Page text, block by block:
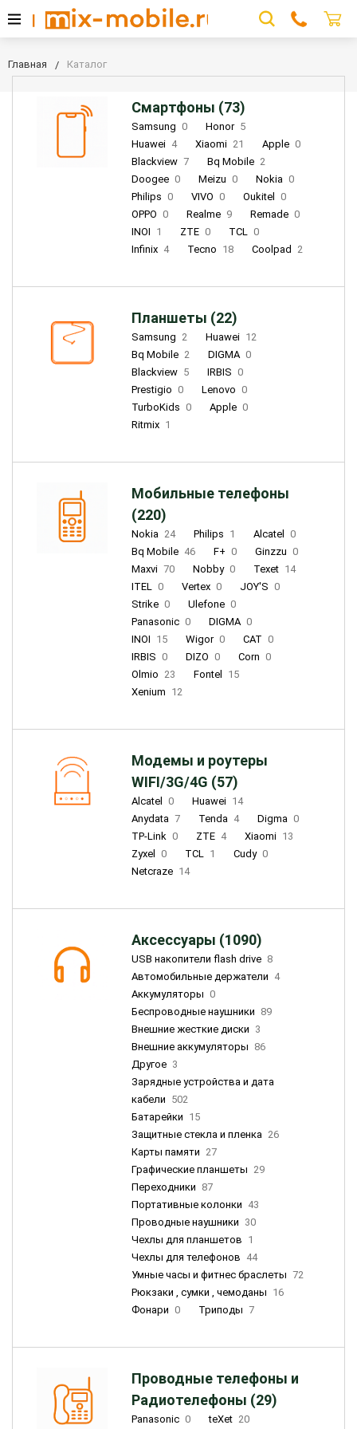
Главная Каталог
Смартфоны (73)
Samsung 0 Honor 5
Huawei 4 Xiaomi 21 Apple 0
Blackview 7 Bq Mobile 2
Doogee 0 Meizu 0 Nokia 0
Philips 0 VIVO 0 Oukitel
0
OPPO 0 Realme 9 Remade 0
INOI 1 ZTE 0 TCL 0
Infinix 4 Tecno 18 Coolpad 2
Планшеты (22)
Samsung 2 Huawei 12
Bq Mobile 2 DIGMA 0
Blackview 5 IRBIS 0
Prestigio 0 Lenovo 0
TurboKids 0 Apple 0
Ritmix 1
Мобильные телефоны
(220)
Nokia 24 Philips 1 Alcatel
0
Bq Mobile 46 F+ 0 Ginzzu 0
Maxvi 70 Nobby 0 Texet 14
ITEL 0 Vertex 0 JOY'S 0
Strike 0 Ulefone 0
Panasonic 0 DIGMA 0
INOI 15 Wigor 0 CAT 0
IRBIS 0 DIZO 0 Corn 0
Olmio 23 Fontel
15
Xenium 12
Модемы и роутеры
WIFI/3G/4G (57)
Alcatel 0 Huawei 14
Anydata 7 Tenda 4 Digma 0
TP-Link 0 ZTE 4 Xiaomi 13
Zyxel
0 TCL 1 Cudy 0
Netcraze 14
Аксессуары (1090)
USB накопители flash drive 8
Автомобильные держатели 4
Аккумуляторы 0
Беспроводные наушники 89
Внешние жесткие диски 3
Внешние аккумуляторы 86
Другое 3
Зарядные устройства и дата
кабели 502
Батарейки 15
Защитные стекла и пленка 26
Карты памяти 27
Графические планшеты 29
Переходники 87
Портативные колонки 43
Проводные наушники 30
Чехлы для планшетов 1
Чехлы для телефонов 44
Умные часы и фитнес браслеты 72
Рюкзаки , сумки , чемоданы 16
Фонари 0 Триподы 7
Проводные телефоны и
Радиотелефоны (29)
Panasonic 0 teXet 20